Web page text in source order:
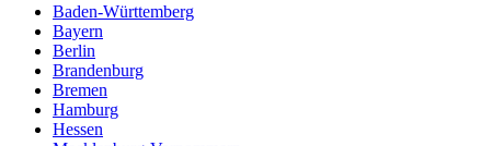
Baden-Württemberg
Bayern
Berlin
Brandenburg
Bremen
Hamburg
Hessen